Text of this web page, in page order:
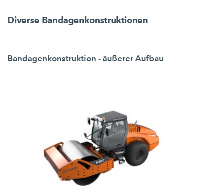
Diverse Bandagenkonstruktionen
Bandagenkonstruktion - äußerer Aufbau